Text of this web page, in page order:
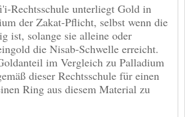
Rechtsschule unterliegt Gold in
der Zakat-Pflicht, selbst wenn die
ist, solange sie alleine oder
die Nisab-Schwelle erreicht.
im Vergleich zu Palladium
dieser Rechtsschule für einen
Ring aus diesem Material zu